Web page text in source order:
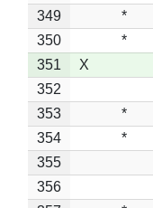
349
*
350
*
351
X
352
353
*
354
*
355
356